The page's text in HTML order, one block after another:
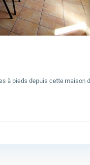
à pieds depuis cette maison